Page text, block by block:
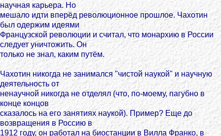
научная карьера. Но
мешало идти вперёд революционное прошлое. Чахотин
был одержим идеями
Французской революции и считал, что монархию в России
следует уничтожить. Он
только не знал, каким путём.
Чахотин никогда не занимался "чистой наукой" и научную
деятельность от
ненаучной никогда не отделял (что, по-моему, пагубно в
конце концов
сказалось на его занятиях наукой). Пример? Еще до
возвращения в Россию в
1912 году, он работал на биостанции в Вилла Франко, в